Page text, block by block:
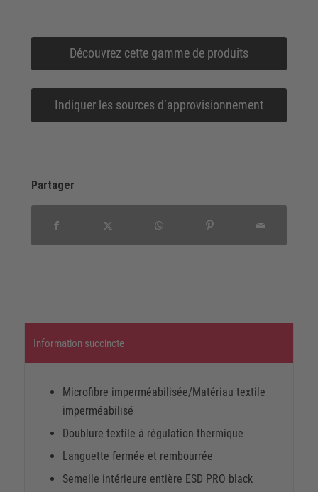
Découvrez cette gamme de produits
Indiquer les sources d‘approvisionnement
Partager
Information succincte
Microfibre imperméabilisée/Matériau textile
imperméabilisé
Doublure textile à régulation thermique
Languette fermée et rembourrée
Semelle intérieure entière ESD PRO black